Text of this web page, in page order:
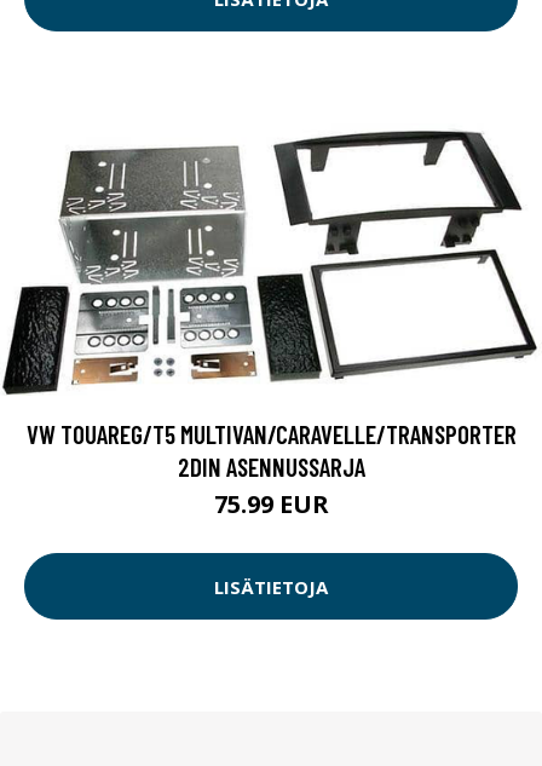
VW TOUAREG/T5 MULTIVAN/CARAVELLE/TRANSPORTER
2DIN ASENNUSSARJA
75.99 EUR
LISÄTIETOJA